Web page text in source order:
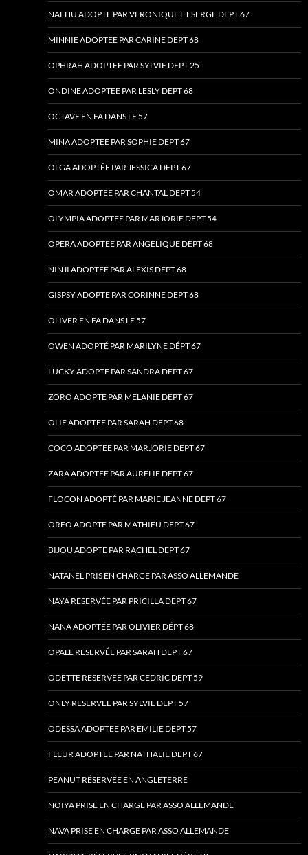
NAEHU ADOPTE PAR VERONIQUE ET SERGE DEPT 67
MINNIE ADOPTEE PAR CARINE DEPT 68
OPHRAH ADOPTEE PAR SYLVIE DEPT 25
ONDINE ADOPTEE PAR LESLY DEPT 68
OCTAVE EN FA DANS LE 57
MINA ADOPTEE PAR SOPHIE DEPT 67
OLGA ADOPTÉE PAR JESSICA DEPT 67
OMAR ADOPTEE PAR CHANTAL DEPT 54
OLYMPIA ADOPTEE PAR MARJORIE DEPT 54
OPERA ADOPTEE PAR ANGELIQUE DEPT 68
NINJI ADOPTEE PAR ALEXIS DEPT 68
GISPSY ADOPTE PAR CORINNE DEPT 68
OLIVER EN FA DANS LE 57
OWEN ADOPTÉ PAR MARILYNE DÉPT 67
LUCKY ADOPTE PAR SANDRA DEPT 67
ZORO ADOPTE PAR MELANIE DEPT 67
OLIE ADOPTEE PAR SARAH DEPT 68
COCO ADOPTEE PAR MARJORIE DEPT 67
ZARA ADOPTEE PAR AURELIE DEPT 67
FLOCON ADOPTÉ PAR MARIE JEANNE DEPT 67
OREO ADOPTE PAR MATHIEU DEPT 67
BIJOU ADOPTE PAR RACHEL DEPT 67
NATANEL PRIS EN CHARGE PAR ASSO ALLEMANDE
NAYA RESERVÉE PAR PRICILLA DEPT 67
NANA ADOPTÉE PAR OLIVIER DÉPT 68
OPALE RESERVÉE PAR SARAH DEPT 67
ODETTE RESERVEE PAR CEDRIC DEPT 59
ONLY RESERVEE PAR SYLVIE DEPT 57
ODESSA ADOPTEE PAR EMILIE DEPT 57
FLEUR ADOPTEE PAR NATHALIE DEPT 67
PEANUT RÉSERVÉE EN ANGLETERRE
NOIYA PRISE EN CHARGE PAR ASSO ALLEMANDE
NAVA PRISE EN CHARGE PAR ASSO ALLEMANDE